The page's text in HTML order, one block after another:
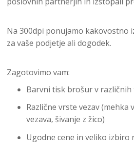
Na 300dpi ponujamo kakovostno
za vaše podjetje ali dogodek.
Zagotovimo vam:
Barvni tisk brošur v
Različne vrste vezav (mehka
vezava, šivanje z žico)
Ugodne cene in veliko